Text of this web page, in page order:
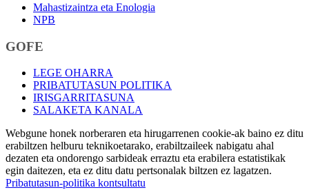
Mahastizaintza eta Enologia
NPB
GOFE
LEGE OHARRA
PRIBATUTASUN POLITIKA
IRISGARRITASUNA
SALAKETA KANALA
Webgune honek norberaren eta hirugarrenen cookie-ak baino ez ditu
erabiltzen helburu teknikoetarako, erabiltzaileek nabigatu ahal
dezaten eta ondorengo sarbideak erraztu eta erabilera estatistikak
egin daitezen, eta ez ditu datu pertsonalak biltzen ez lagatzen.
Pribatutasun-politika kontsultatu